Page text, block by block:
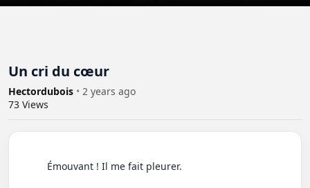
Un cri du cœur
Hectordubois • 2 years ago
73 Views